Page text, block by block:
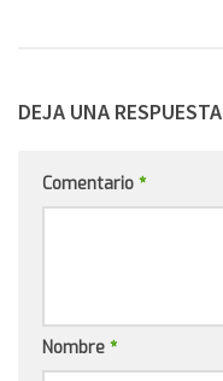
DEJA UNA RESPUESTA
Comentario *
Nombre *